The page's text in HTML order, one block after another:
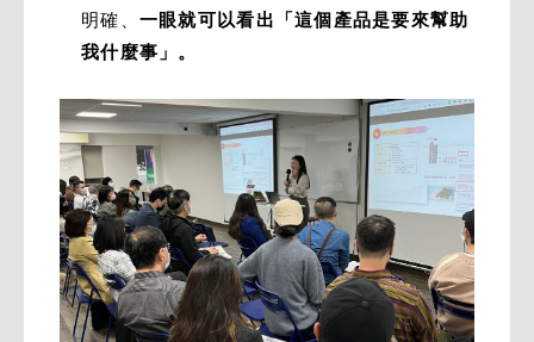
明確、 一眼就可以看出「這個產品是要來幫助
我什麼事」。